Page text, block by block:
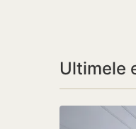
Ultimele